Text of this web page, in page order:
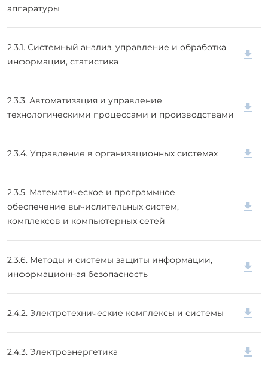
аппаратуры
2.3.1. Системный анализ, управление и обработка
информации, статистика
2.3.3. Автоматизация и управление
технологическими процессами и производствами
2.3.4. Управление в организационных системах
2.3.5. Математическое и программное
обеспечение вычислительных систем,
комплексов и компьютерных сетей
2.3.6. Методы и системы защиты информации,
информационная безопасность
2.4.2. Электротехнические комплексы и системы
2.4.3. Электроэнергетика